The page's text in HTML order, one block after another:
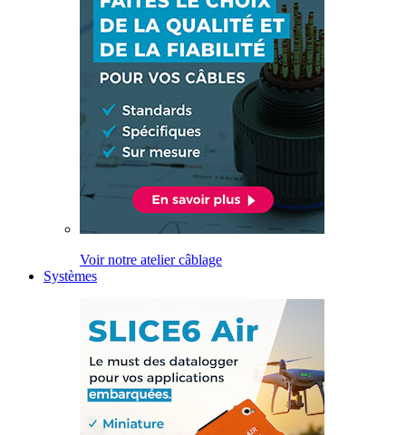
Voir notre atelier câblage
Systèmes